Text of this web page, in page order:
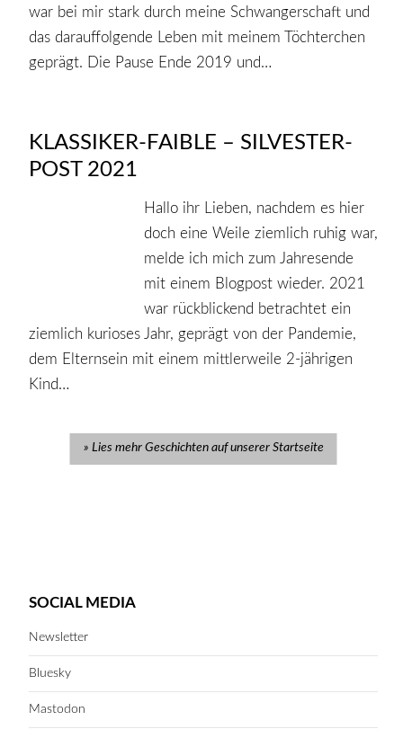
war bei mir stark durch meine Schwangerschaft und
das darauffolgende Leben mit meinem Töchterchen
geprägt. Die Pause Ende 2019 und…
KLASSIKER-FAIBLE – SILVESTER-
POST 2021
Hallo ihr Lieben, nachdem es hier
doch eine Weile ziemlich ruhig war,
melde ich mich zum Jahresende
mit einem Blogpost wieder. 2021
war rückblickend betrachtet ein
ziemlich kurioses Jahr, geprägt von der Pandemie,
dem Elternsein mit einem mittlerweile 2-jährigen
Kind…
Lies mehr Geschichten auf unserer Startseite
SOCIAL MEDIA
Newsletter
Bluesky
Mastodon